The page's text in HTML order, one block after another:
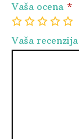
Vaša ocena *
1
2 3 4 5
Vaša recenzija